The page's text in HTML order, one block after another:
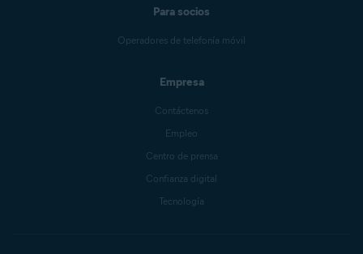
Para socios
Operadores de telefonía móvil
Empresa
Contáctenos
Empleo
Centro de prensa
Confianza digital
Tecnología